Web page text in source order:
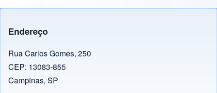
Endereço
Rua Carlos Gomes, 250
CEP: 13083-855
Campinas, SP